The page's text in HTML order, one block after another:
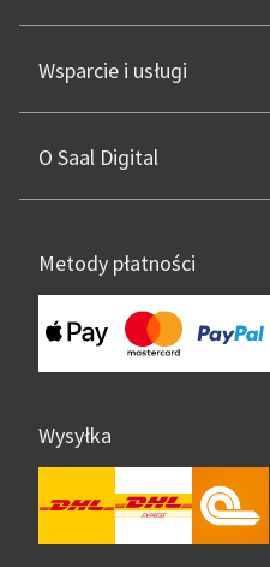
Wsparcie i usługi
O Saal Digital
Metody płatności
Wysyłka